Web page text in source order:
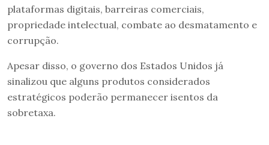
plataformas digitais, barreiras comerciais,
propriedade intelectual, combate ao desmatamento e
corrupção.
Apesar disso, o governo dos Estados Unidos já
sinalizou que alguns produtos considerados
estratégicos poderão permanecer isentos da
sobretaxa.